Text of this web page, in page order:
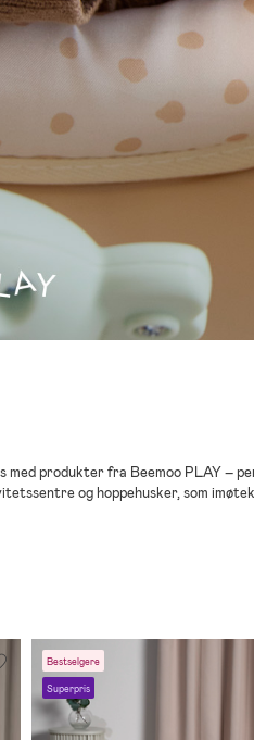
med produkter fra Beemoo PLAY –
og hoppehusker, som
Bestselgere
Superpris